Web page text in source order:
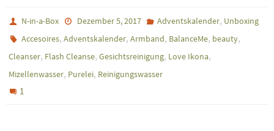
N-in-a-Box Dezember 5, 2017 Adventskalender, Unboxing
Accesoires,Adventskalender,Armband, BalanceMe, beauty,
Cleanser, Flash Cleanse, Gesichtsreinigung, Love Ikona,
Mizellenwasser, Purelei, Reinigungswasser
1